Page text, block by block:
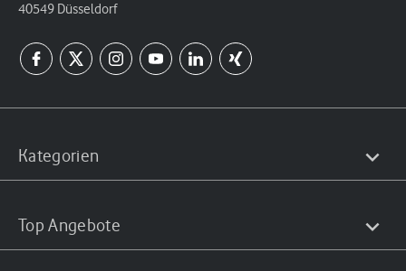
40549 Düsseldorf
Kategorien
Top Angebote